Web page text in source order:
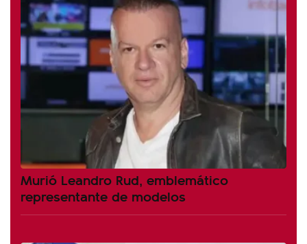
Murió Leandro Rud, emblemático
representante de modelos